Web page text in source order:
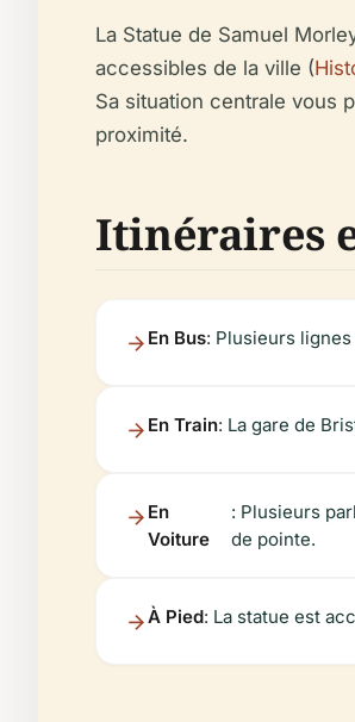
La Statue de Samuel
accessibles de la ville (
Sa situation centrale vous
proximité.
Itinéraires
En Bus: Plusieurs
En Train: La gare de
En
Voiture
: Plusieurs
de pointe.
À Pied: La statue est